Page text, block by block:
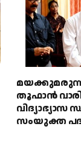
തൂഫാൻ
വിദ്യാഭ്യാസ
സംയുക്ത